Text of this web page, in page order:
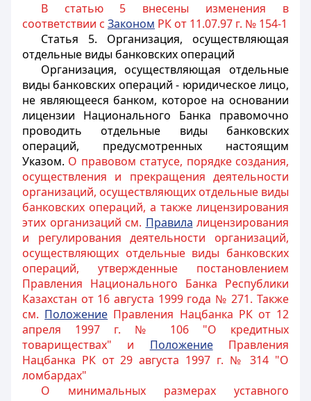
В статью 5 внесены изменения в
соответствии с Законом РК от 11.07.97 г. № 154-1
Статья 5. Организация, осуществляющая
отдельные виды банковских операций
Организация, осуществляющая отдельные
виды банковских операций - юридическое лицо,
не являющееся банком, которое на основании
лицензии Национального Банка правомочно
проводить отдельные виды банковских
операций, предусмотренных настоящим
Указом. О правовом статусе, порядке создания,
осуществления и прекращения деятельности
организаций, осуществляющих отдельные виды
банковских операций, а также лицензирования
этих организаций см. Правила лицензирования
и регулирования деятельности организаций,
осуществляющих отдельные виды банковских
операций, утвержденные постановлением
Правления Национального Банка Республики
Казахстан от 16 августа 1999 года № 271. Также
см. Положение Правления Нацбанка РК от 12
апреля 1997 г. № 106 "О кредитных
товариществах" и ПоложениеПравления
Нацбанка РК от 29 августа 1997 г. № 314 "О
ломбардах"
О минимальных размерах уставного